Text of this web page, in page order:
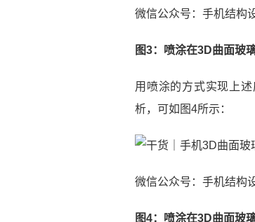
微信公众号：手机结构
图3：喷涂在3D曲面玻
用喷涂的方式实现上
析，可如图4所示：
微信公众号：手机结构
图4：喷涂在3D曲面玻